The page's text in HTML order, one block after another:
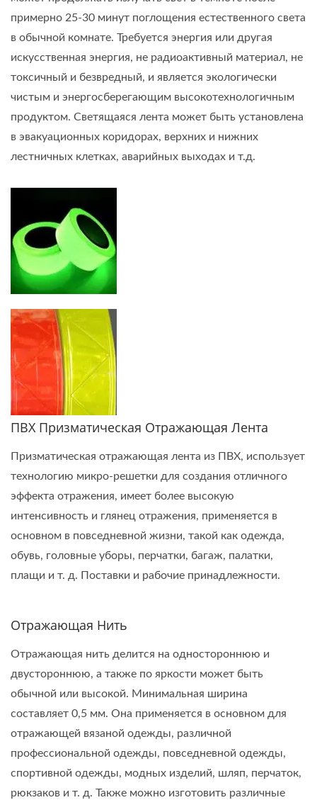
примерно 25-30 минут поглощения естественного света
в обычной комнате. Требуется энергия или другая
искусственная энергия, не радиоактивный материал, не
токсичный и безвредный, и является экологически
чистым и энергосберегающим высокотехнологичным
продуктом. Светящаяся лента может быть установлена
в эвакуационных коридорах, верхних и нижних
лестничных клетках, аварийных выходах и т.д.
ПВХ Призматическая Отражающая Лента
Призматическая отражающая лента из ПВХ, использует
технологию микро-решетки для создания отличного
эффекта отражения, имеет более высокую
интенсивность и глянец отражения, применяется в
основном в повседневной жизни, такой как одежда,
обувь, головные уборы, перчатки, багаж, палатки,
плащи и т. д. Поставки и рабочие принадлежности.
Отражающая Нить
Отражающая нить делится на одностороннюю и
двустороннюю, а также по яркости может быть
обычной или высокой. Минимальная ширина
составляет 0,5 мм. Она применяется в основном для
отражающей вязаной одежды, различной
профессиональной одежды, повседневной одежды,
спортивной одежды, модных изделий, шляп, перчаток,
рюкзаков и т. д. Также можно изготовить различные